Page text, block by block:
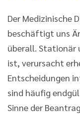
Der Medizinische
beschäftigt uns
überall. Stationär
ist, verursacht
Entscheidungen
sind häufig
Sinne der